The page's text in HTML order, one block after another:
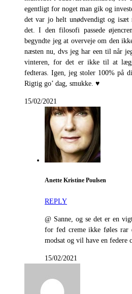
egentligt for noget man gik og
det var jo helt unødvendigt og isæt
det. I den filosofi passede
begyndte jeg at overveje om den
næsten nu, dvs jeg har een til når
vinteren, for det er ikke til at
fedteras. Igen, jeg stoler 100% på
Rigtig go’ dag, smukke. ♥
15/02/2021
Anette Kristine Poulsen
REPLY
@ Sanne, og se det er en
for fed creme ikke føles rar
modsat og vil have en federe
15/02/2021